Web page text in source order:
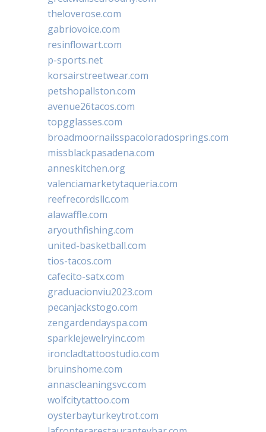
theloverose.com
gabriovoice.com
resinflowart.com
p-sports.net
korsairstreetwear.com
petshopallston.com
avenue26tacos.com
topgglasses.com
broadmoornailsspacoloradosprings.com
missblackpasadena.com
anneskitchen.org
valenciamarketytaqueria.com
reefrecordsllc.com
alawaffle.com
aryouthfishing.com
united-basketball.com
tios-tacos.com
cafecito-satx.com
graduacionviu2023.com
pecanjackstogo.com
zengardendayspa.com
sparklejewelryinc.com
ironcladtattoostudio.com
bruinshome.com
annascleaningsvc.com
wolfcitytattoo.com
oysterbayturkeytrot.com